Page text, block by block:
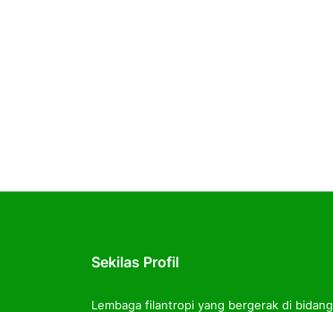
Sekilas Profil
Lembaga filantropi yang bergerak di bidang